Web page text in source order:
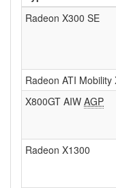
Radeon X300 SE
Radeon ATI Mobility
X800GT AIW AGP
Radeon X1300